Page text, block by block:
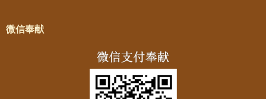
微信奉献